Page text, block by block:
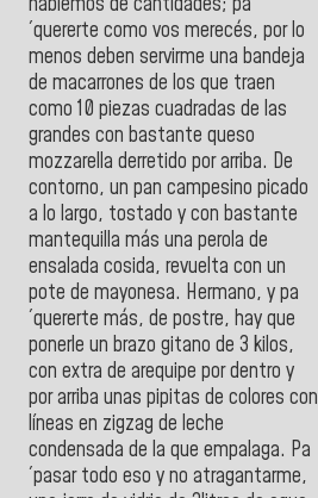
´quererte como vos merecés, por lo
menos deben servirme una bandeja
de macarrones de los que traen
como 10 piezas cuadradas de las
grandes con bastante queso
mozzarella derretido por arriba. De
contorno, un pan campesino picado
a lo largo, tostado y con bastante
mantequilla más una perola de
ensalada cosida, revuelta con un
pote de mayonesa. Hermano, y pa
´quererte más, de postre, hay que
ponerle un brazo gitano de 3 kilos,
con extra de arequipe por dentro y
por arriba unas pipitas de colores con
líneas en zigzag de leche
condensada de la que empalaga. Pa
´pasar todo eso y no atragantarme,